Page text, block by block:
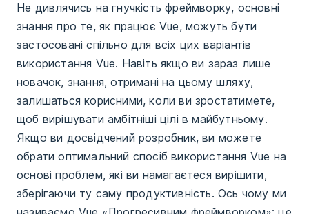
Не дивлячись на гнучкість фреймворку, основні
знання про те, як працює Vue, можуть бути
застосовані спільно для всіх цих варіантів
використання Vue. Навіть якщо ви зараз лише
новачок, знання, отримані на цьому шляху,
залишаться корисними, коли ви зростатимете,
щоб вирішувати амбітніші цілі в майбутньому.
Якщо ви досвідчений розробник, ви можете
обрати оптимальний спосіб використання Vue на
основі проблем, які ви намагаєтеся вирішити,
зберігаючи ту саму продуктивність. Ось чому ми